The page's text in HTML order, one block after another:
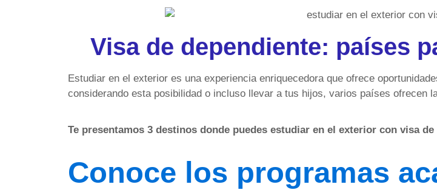
Visa de dependiente: países
Estudiar en el exterior es una experiencia enriquecedora que ofrece
considerando esta posibilidad o incluso llevar a tus hijos, varios países ofrecen
Te presentamos 3 destinos donde puedes estudiar en el exterior con visa de
Conoce los programas